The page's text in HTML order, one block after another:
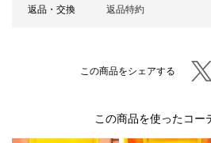
■サイズ感
■スタイリング
返品・交換
返品特約
この商品をシェアする
この商品を使ったコー